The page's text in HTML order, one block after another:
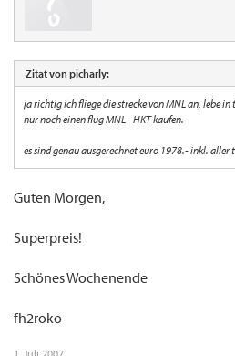
Zitat von picharly:
ja richtig ich fliege die strecke von MNL an, lebe
nur noch einen flug MNL - HKT kaufen.
es sind genau ausgerechnet euro 1978.- inkl. aller
Guten Morgen,
Superpreis!
Schönes Wochenende
fh2roko